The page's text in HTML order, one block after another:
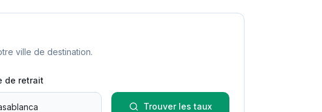
ville de destination.
de retrait
Trouver les taux